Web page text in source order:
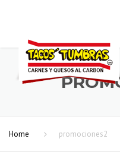
Home promociones2